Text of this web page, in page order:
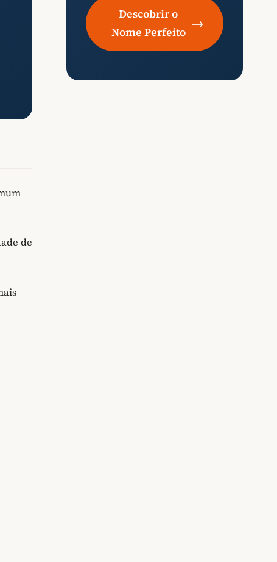
de
Descobrir o
Nome Perfeito
→